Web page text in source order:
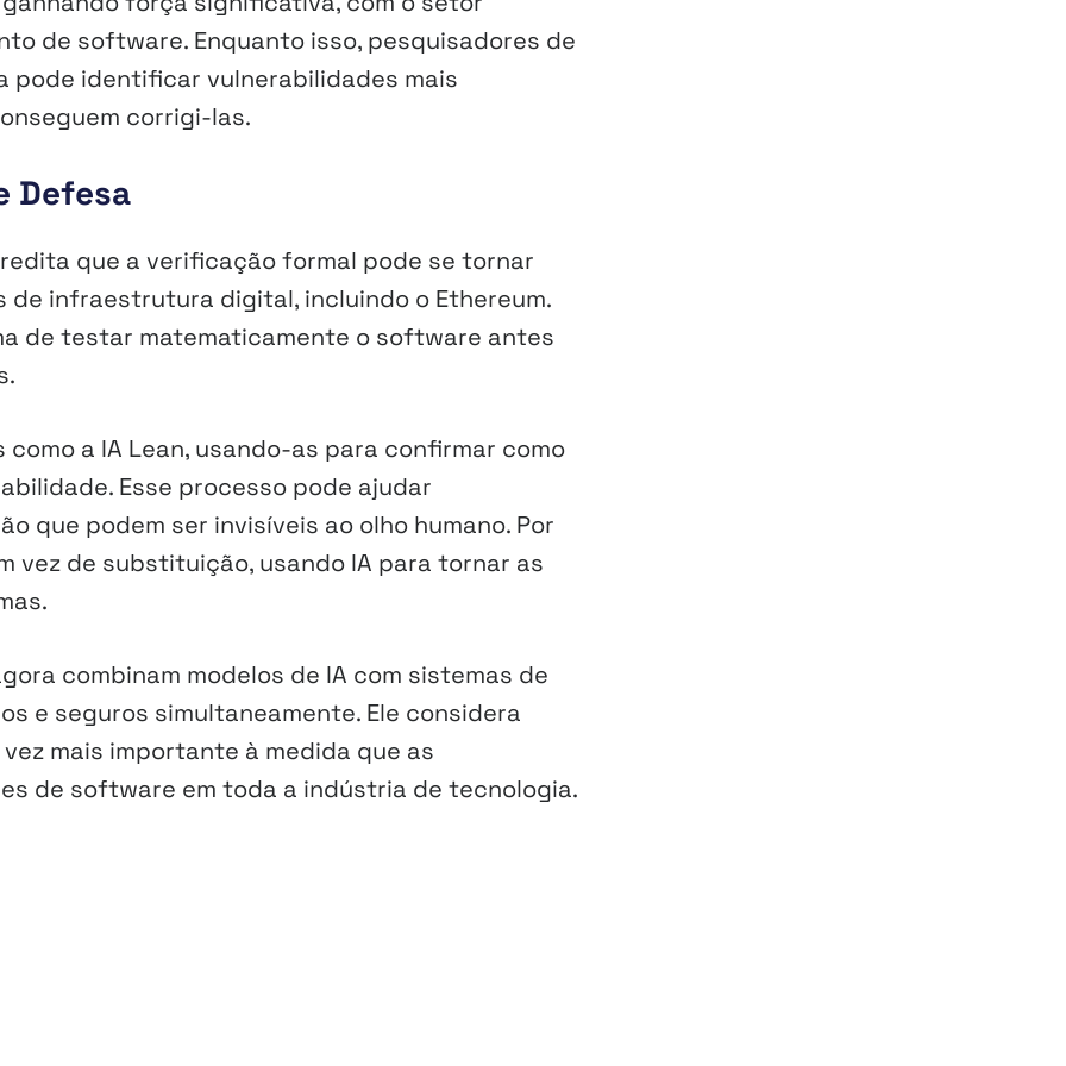
de software. Enquanto isso, pesquisadores de
pode identificar vulnerabilidades mais
corrigi-las.
Defesa
que a verificação formal pode se tornar
infraestrutura digital, incluindo o Ethereum.
de testar matematicamente o software antes
a IA Lean, usando-as para confirmar como
Esse processo pode ajudar
que podem ser invisíveis ao olho humano. Por
vez de substituição, usando IA para tornar as
combinam modelos de IA com sistemas de
e seguros simultaneamente. Ele considera
mais importante à medida que as
de software em toda a indústria de tecnologia.